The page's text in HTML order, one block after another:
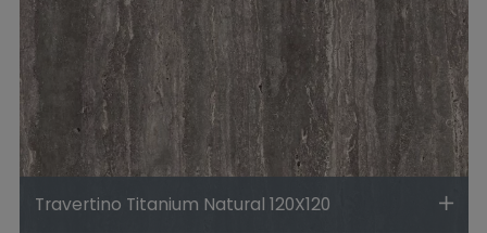
Travertino Titanium Natural 120X120